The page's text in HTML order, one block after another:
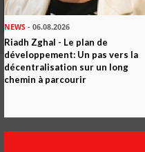
NEWS - 06.08.2026
Riadh Zghal - Le plan de
développement: Un pas vers la
décentralisation sur un long
chemin à parcourir